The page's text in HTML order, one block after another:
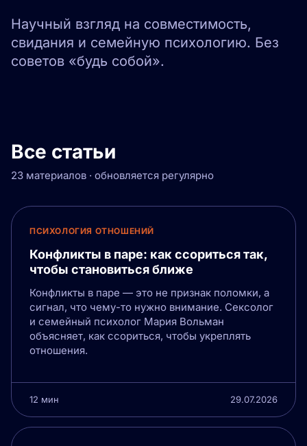
Научный взгляд на совместимость,
свидания и семейную психологию. Без
советов «будь собой».
Все статьи
23 материалов · обновляется регулярно
ПСИХОЛОГИЯ ОТНОШЕНИЙ
Конфликты в паре: как ссориться так,
чтобы становиться ближе
Конфликты в паре — это не признак поломки, а
сигнал, что чему-то нужно внимание. Сексолог
и семейный психолог Мария Вольман
объясняет, как ссориться, чтобы укреплять
отношения.
12 мин 29.07.2026